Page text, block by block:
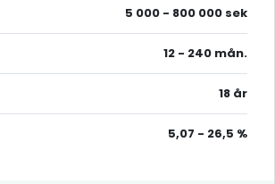
5 000 - 800 000 sek
12 - 240 mån.
18 år
5,07 - 26,5 %